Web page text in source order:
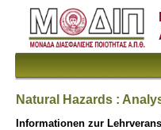
Natural Hazards :
Informationen zur